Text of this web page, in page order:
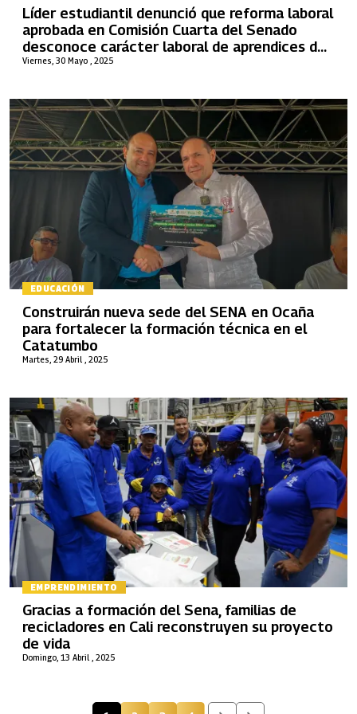
Viernes, 30 Mayo , 2025
Líder estudiantil denunció que reforma laboral
aprobada en Comisión Cuarta del Senado
desconoce carácter laboral de aprendices del
Sena
EDUCACIÓN
Martes, 29 Abril , 2025
Construirán nueva sede del SENA en Ocaña
para fortalecer la formación técnica en el
Catatumbo
EMPRENDIMIENTO
Domingo, 13 Abril , 2025
Gracias a formación del Sena, familias de
recicladores en Cali reconstruyen su proyecto
de vida